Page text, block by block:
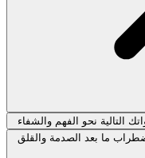
التالية نحو الفهم والشفاء
ما بعد الصدمة والقلق